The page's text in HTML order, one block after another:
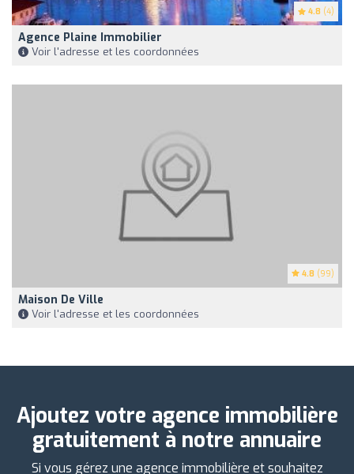
4.8 (4)
Agence Plaine Immobilier
Voir l'adresse et les coordonnées
4.8 (99)
Maison De Ville
Voir l'adresse et les coordonnées
Ajoutez votre agence immobilière
gratuitement à notre annuaire
Si vous gérez une agence immobilière et souhaitez